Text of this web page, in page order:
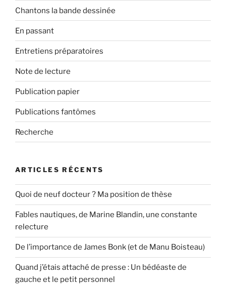
Chantons la bande dessinée
En passant
Entretiens préparatoires
Note de lecture
Publication papier
Publications fantômes
Recherche
ARTICLES RÉCENTS
Quoi de neuf docteur ? Ma position de thèse
Fables nautiques, de Marine Blandin, une constante
relecture
De l’importance de James Bonk (et de Manu Boisteau)
Quand j’étais attaché de presse : Un bédéaste de
gauche et le petit personnel